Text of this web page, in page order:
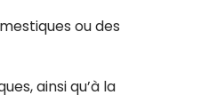
ou des
ainsi qu’à la